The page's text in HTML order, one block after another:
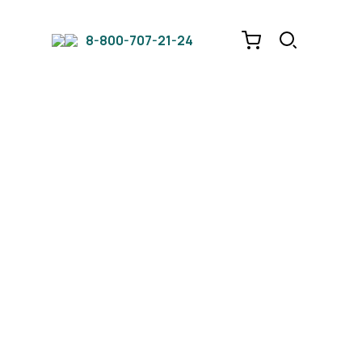
8-800-707-21-24